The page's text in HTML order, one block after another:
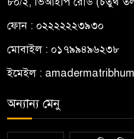
ফোন : ০২২২২২২৩৯৩০
মোবাইল : ০১৭৯৯৪৯৬২৩৮
ইমেইল :
অন্যান্য মেনু